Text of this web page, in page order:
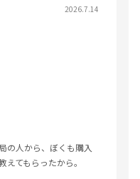
2026.7.14
の人から、ぼくも購入
てもらったから。